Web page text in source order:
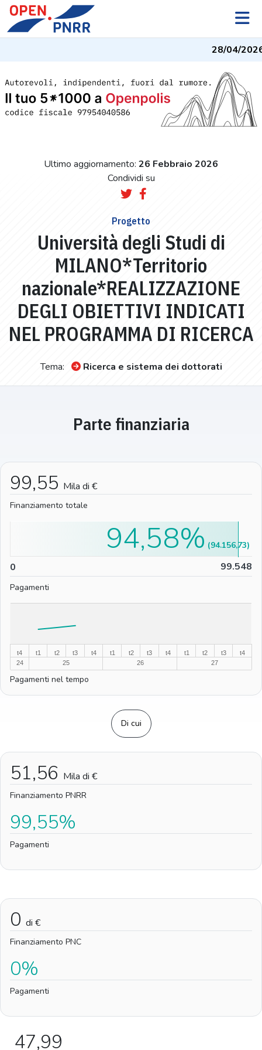
28/04/2026-
Ultimo aggiornamento: 26 Febbraio 2026
Condividi su
Progetto
Università degli Studi di
MILANO*Territorio
nazionale*REALIZZAZIONE
DEGLI OBIETTIVI INDICATI
NEL PROGRAMMA DI RICERCA
Tema: Ricerca e sistema dei dottorati
Parte finanziaria
99,55 Mila di €
Finanziamento totale
0 99.548
94,58% (94.156,73)
Pagamenti
t4
24
t1
25
t2 t3 t4
t1
26
t2 t3 t4
t1
27
t2 t3 t4
Pagamenti nel tempo
Di cui
51,56 Mila di €
Finanziamento PNRR
99,55%
Pagamenti
0 di €
Finanziamento PNC
0%
Pagamenti
47,99